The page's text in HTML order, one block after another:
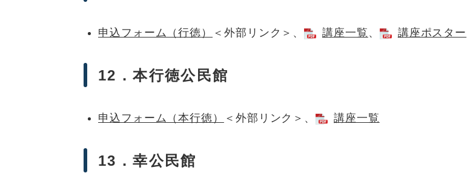
申込フォーム（行徳） ＜外部リンク＞ 、 講座一覧 、 講座ポスター
12．本行徳公民館
申込フォーム（本行徳） ＜外部リンク＞ 、 講座一覧
13．幸公民館